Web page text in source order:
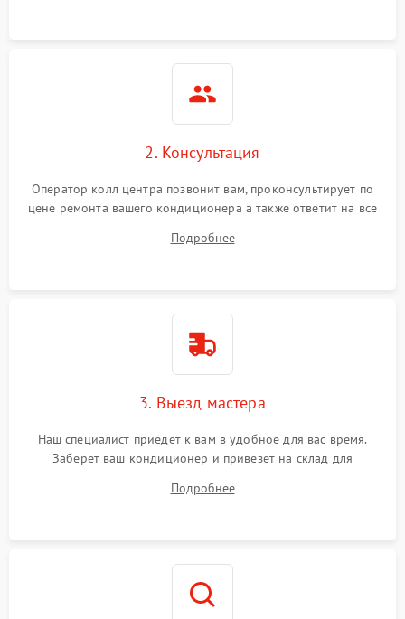
2. Консультация
Оператор колл центра позвонит вам, проконсультирует по
цене ремонта вашего кондиционера а также ответит на все
Подробнее
3. Выезд мастера
Наш специалист приедет к вам в удобное для вас время.
Заберет ваш кондиционер и привезет на склад для
Подробнее